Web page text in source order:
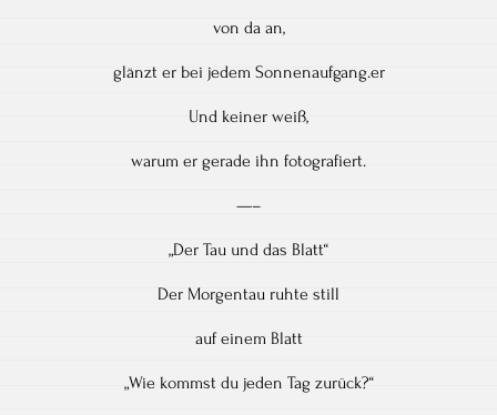
von da an,
glänzt er bei jedem Sonnenaufgang.er
Und keiner weiß,
warum er gerade ihn fotografiert.
—–
„Der Tau und das Blatt“
Der Morgentau ruhte still
auf einem Blatt
„Wie kommst du jeden Tag zurück?“